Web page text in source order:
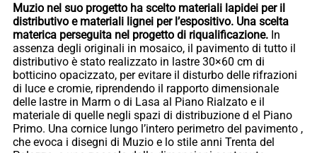
Muzio nel suo progetto ha scelto materiali lapidei per il
distributivo e materiali lignei per l’espositivo. Una scelta
materica perseguita nel progetto di riqualificazione. In
assenza degli originali in mosaico, il pavimento di tutto il
distributivo è stato realizzato in lastre 30×60 cm di
botticino opacizzato, per evitare il disturbo delle rifrazioni
di luce e cromie, riprendendo il rapporto dimensionale
delle lastre in Marm o di Lasa al Piano Rialzato e il
materiale di quelle negli spazi di distribuzione d el Piano
Primo. Una cornice lungo l’intero perimetro del pavimento ,
che evoca i disegni di Muzio e lo stile anni Trenta del